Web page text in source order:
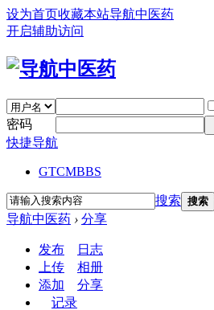
设为首页收藏本站导航中医药
开启辅助访问
密码
快捷导航
GTCMBBS
搜索 搜索
导航中医药 › 分享
发布
日志
上传
相册
添加
分享
记录